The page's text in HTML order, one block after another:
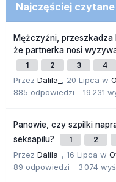
Najczęściej czytane
Mężczyźni, przeszkadza
że partnerka nosi
1 2 3 4
Przez Dalila_ , 20 Lipca w
885 odpowiedzi 19 231
Panowie, czy szpilki
seksapilu?
1 2
Przez Dalila_ , 16 Lipca w
89 odpowiedzi 3 074